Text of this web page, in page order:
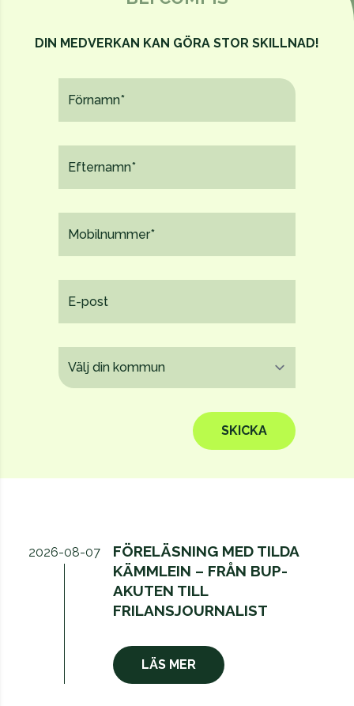
DIN MEDVERKAN KAN GÖRA STOR SKILLNAD!
SKICKA
2026-08-07
FÖRELÄSNING MED TILDA
KÄMMLEIN – FRÅN BUP-
AKUTEN TILL
FRILANSJOURNALIST
LÄS MER